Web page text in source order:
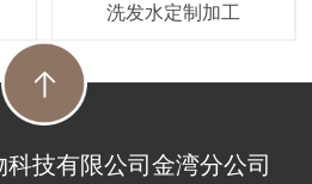
洗发水定制加工
技有限公司金湾分公司